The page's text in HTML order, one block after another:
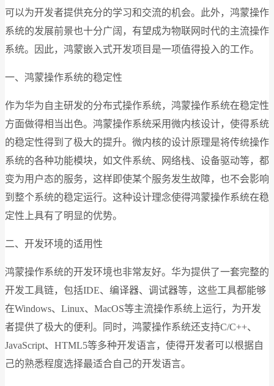
可以为开发者提供充分的学习和交流的机会。此外，鸿蒙操作
系统的发展前景也十分广阔，有望成为物联网时代的主流操作
系统。因此，鸿蒙嵌入式开发项目是一项值得投入的工作。
一、鸿蒙操作系统的稳定性
作为华为自主研发的分布式操作系统，鸿蒙操作系统在稳定性
方面做得相当出色。鸿蒙操作系统采用微内核设计，使得系统
的稳定性得到了极大的提升。微内核的设计原理是将传统操作
系统的各种功能模块，如文件系统、网络栈、设备驱动等，都
变为用户态的服务，这样即使某个服务发生故障，也不会影响
到整个系统的稳定运行。这种设计理念使得鸿蒙操作系统在稳
定性上具有了明显的优势。
二、开发环境的适用性
鸿蒙操作系统的开发环境也非常友好。华为提供了一套完整的
开发工具链，包括IDE、编译器、调试器等，这些工具都能够
在Windows、Linux、MacOS等主流操作系统上运行，为开发
者提供了极大的便利。同时，鸿蒙操作系统还支持C/C++、
JavaScript、HTML5等多种开发语言，使得开发者可以根据自
己的熟悉程度选择最适合自己的开发语言。